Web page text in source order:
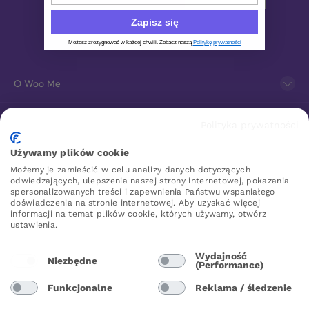
O Woo Me
Sklep erotyczny online
WOO ME
Poland
Używamy plików cookie
Możemy je zamieścić w celu analizy danych dotyczących
odwiedzających, ulepszenia naszej strony internetowej, pokazania
spersonalizowanych treści i zapewnienia Państwu wspaniałego
doświadczenia na stronie internetowej. Aby uzyskać więcej
informacji na temat plików cookie, których używamy, otwórz
ustawienia.
Niezbędne
Wydajność
(Performance)
Funkcjonalne Reklama / śledzenie
Zapisz się
Możesz zrezygnować w każdej chwili. Zobacz naszą Politykę prywatności